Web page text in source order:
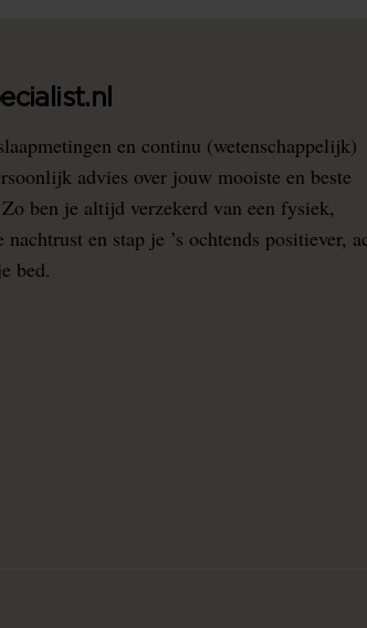
en continu (wetenschappelijk)
advies over jouw mooiste en beste
ben je altijd verzekerd van een fysiek,
en stap je ’s ochtends positiever,
bed.